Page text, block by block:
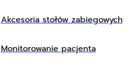
Akcesoria stołów zabiegowych
Monitorowanie pacjenta